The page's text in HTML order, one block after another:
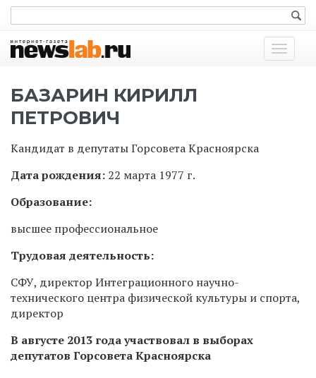
Показать
меню
БАЗАРИН КИРИЛЛ
ПЕТРОВИЧ
Кандидат в депутаты Горсовета Красноярска
Дата рождения: 22 марта 1977 г.
Образование:
высшее профессиональное
Трудовая деятельность:
СФУ, директор Интеграционного научно-
технического центра физической культуры и спорта,
директор
В августе 2013 года участвовал в выборах
депутатов Горсовета Красноярска